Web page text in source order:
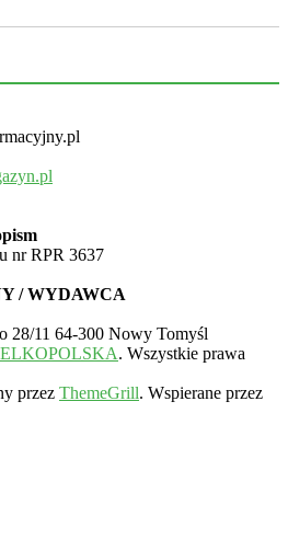
nr RPR 3637
/ WYDAWCA
28/11 64-300 Nowy Tomyśl
. Wszystkie prawa
przez ThemeGrill. Wspierane przez